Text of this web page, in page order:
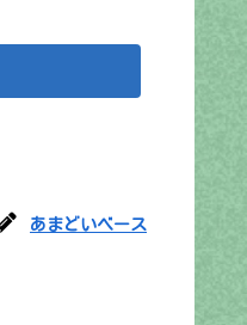
あまどいベース